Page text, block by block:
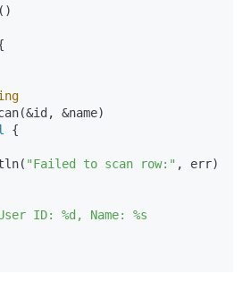
{
"Failed to scan row:" , err)
ID: %d, Name: %s